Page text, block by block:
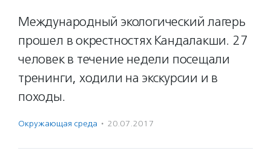
Международный экологический лагерь
прошел в окрестностях Кандалакши. 27
человек в течение недели посещали
тренинги, ходили на экскурсии и в
походы.
Окружающая среда · 20.07.2017